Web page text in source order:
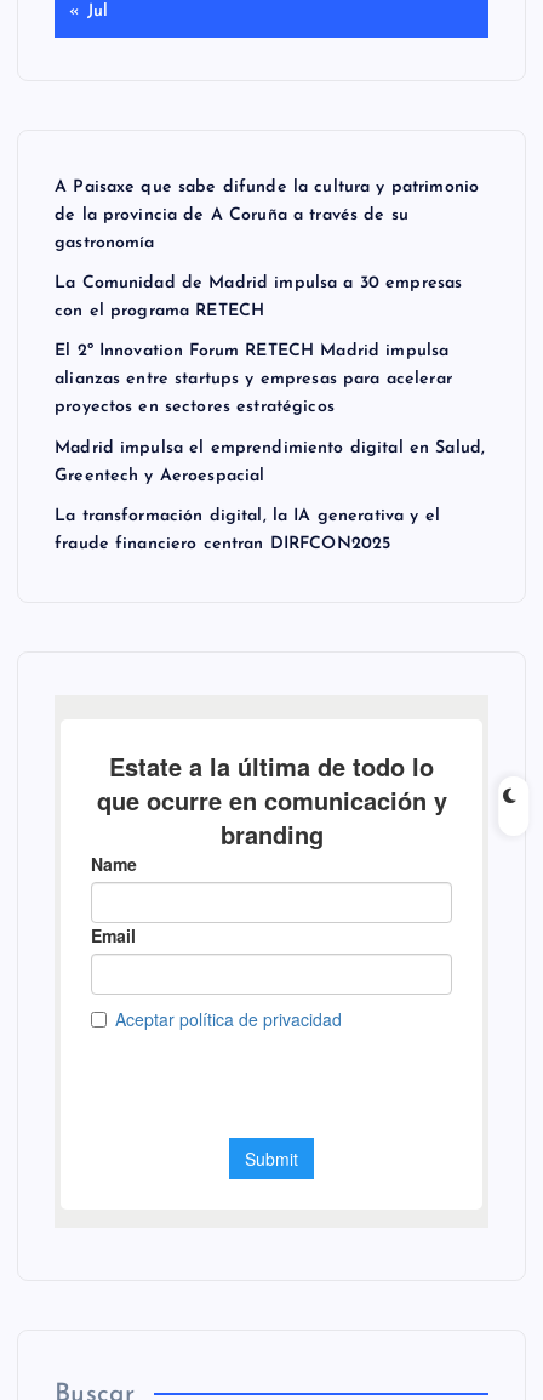
« Jul
A Paisaxe que sabe difunde la cultura y patrimonio
de la provincia de A Coruña a través de su
gastronomía
La Comunidad de Madrid impulsa a 30 empresas
con el programa RETECH
El 2º Innovation Forum RETECH Madrid impulsa
alianzas entre startups y empresas para acelerar
proyectos en sectores estratégicos
Madrid impulsa el emprendimiento digital en Salud,
Greentech y Aeroespacial
La transformación digital, la IA generativa y el
fraude financiero centran DIRFCON2025
Buscar